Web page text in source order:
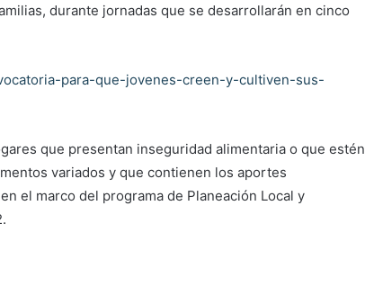
durante jornadas que se desarrollarán en cinco
para-que-jovenes-creen-y-cultiven-sus-
que presentan inseguridad alimentaria o que estén
variados y que contienen los aportes
el marco del programa de Planeación Local y